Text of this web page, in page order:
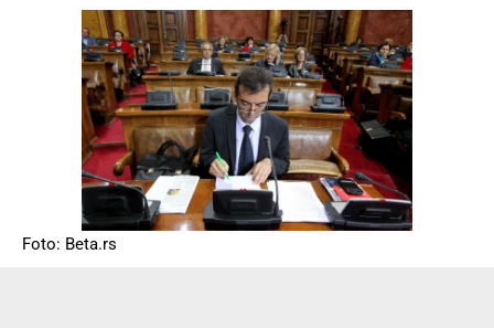
Foto: Beta.rs